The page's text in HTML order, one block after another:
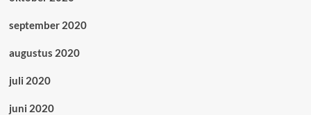
september 2020
augustus 2020
juli 2020
juni 2020